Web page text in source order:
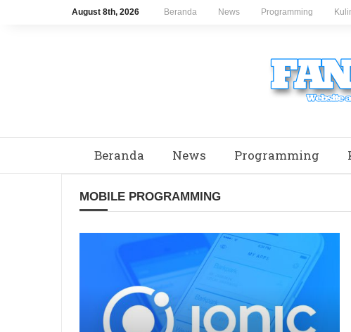
August 8th, 2026 Beranda News Programming
Beranda News Programming
MOBILE PROGRAMMING